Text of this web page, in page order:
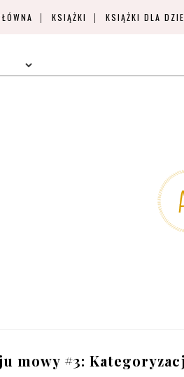
KSIĄŻKI KSIĄŻKI DLA
mowy #3: